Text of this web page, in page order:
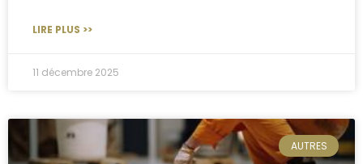
LIRE PLUS >>
11 décembre 2025
AUTRES